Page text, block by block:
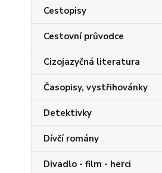
Cestopisy
Cestovní průvodce
Cizojazyčná literatura
Časopisy, vystřihovánky
Detektivky
Dívčí romány
Divadlo - film - herci